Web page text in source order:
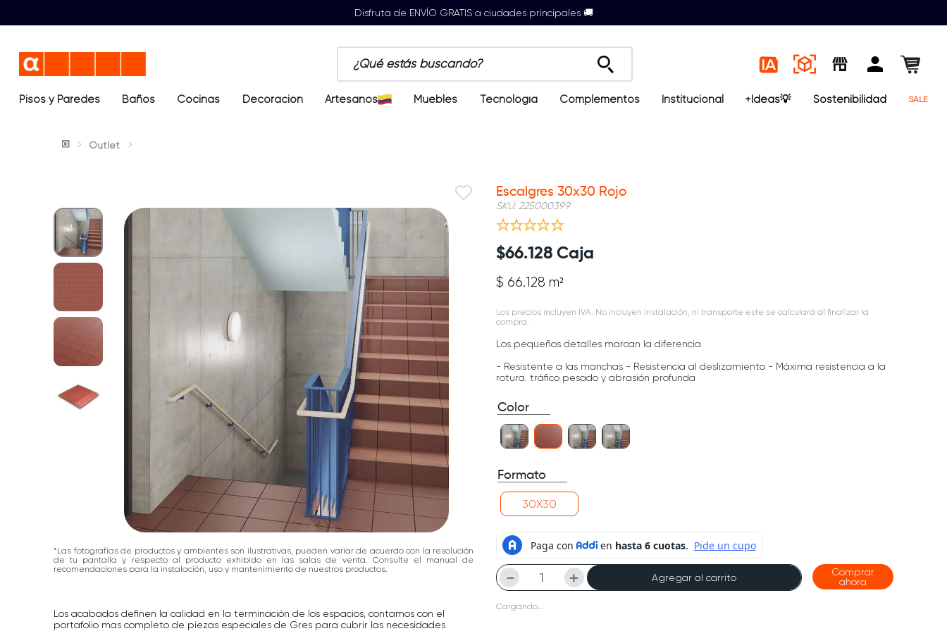
Disfruta de ENVÍO GRATIS a ciudades principales 🚚
¿Qué estás buscando?
Términos más buscados
closet
Pisos y Paredes Baños Cocinas Decoración Artesanos Muebles Tecnología Complementos Institucional +Ideas💡 Sostenibilidad SALE
Outlet
*Las fotografías de productos y ambientes son ilustrativas, pueden variar de acuerdo con la resolución
de tu pantalla y respecto al producto exhibido en las salas de venta. Consulte el manual de
recomendaciones para la instalación, uso y mantenimiento de nuestros productos.
Los acabados definen la calidad en la terminación de los espacios, contamos con el
portafolio mas completo de piezas especiales de Gres para cubrir las necesidades
Escalgres 30x30 Rojo
SKU: 225000399
$66.128 Caja
$ 66.128 m²
Los precios incluyen IVA. No incluyen instalación, ni transporte este se calculará al finalizar la
compra.
Los pequeños detalles marcan la diferencia
- Resistente a las manchas - Resistencia al deslizamiento - Máxima resistencia a la
rotura. tráfico pesado y abrasión profunda
Color
Formato
30X30
＋
－ Agregar al carrito
Cargando...
Comprar
ahora